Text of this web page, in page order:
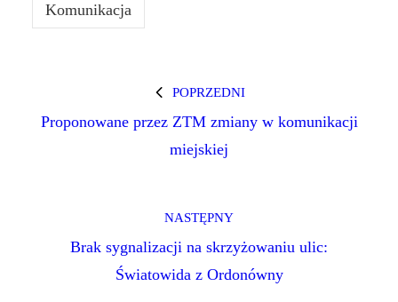
Komunikacja
POPRZEDNI
Proponowane przez ZTM zmiany w komunikacji
miejskiej
NASTĘPNY
Brak sygnalizacji na skrzyżowaniu ulic:
Światowida z Ordonówny